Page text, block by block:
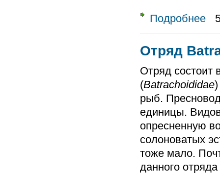
Подробнее о
Отряд
Отряд состоит
(Batrachoididae
рыб.
единицы.
опресненную
солоноватых
тоже мало.
данного